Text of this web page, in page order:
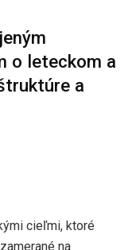
o leteckom a
a
cieľmi, ktoré
na